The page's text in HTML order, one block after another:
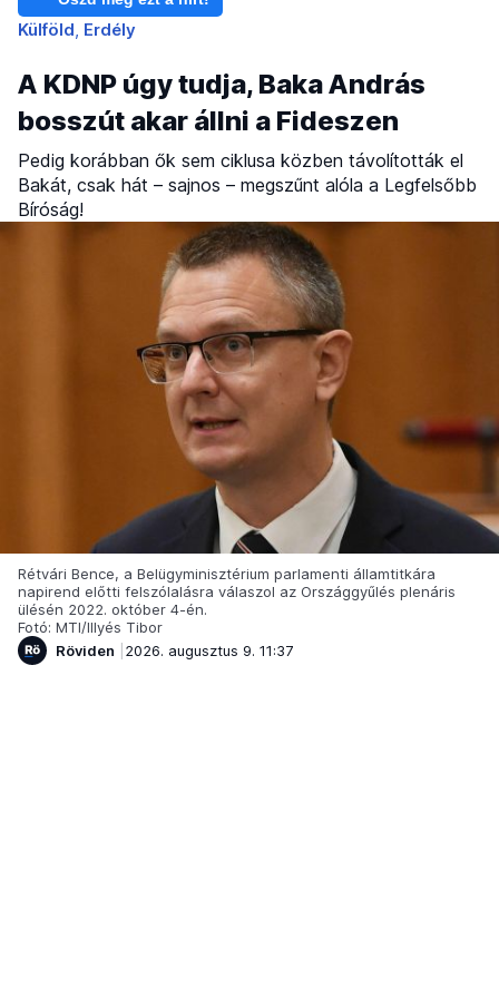
Külföld Erdély
A KDNP úgy tudja, Baka András
bosszút akar állni a Fideszen
Pedig korábban ők sem ciklusa közben távolították el
Bakát, csak hát – sajnos – megszűnt alóla a Legfelsőbb
Bíróság!
Rétvári Bence, a Belügyminisztérium parlamenti államtitkára
napirend előtti felszólalásra válaszol az Országgyűlés plenáris
ülésén 2022. október 4-én.
Fotó: MTI/Illyés Tibor
Röviden
2026. augusztus 9. 11:37